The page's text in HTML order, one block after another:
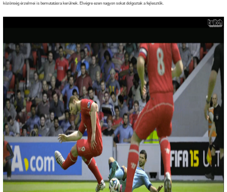
közönség érzelmei is bemutatásra kerülnek. Elvégre ezen nagyon sokat dolgoztak a fejlesztők.